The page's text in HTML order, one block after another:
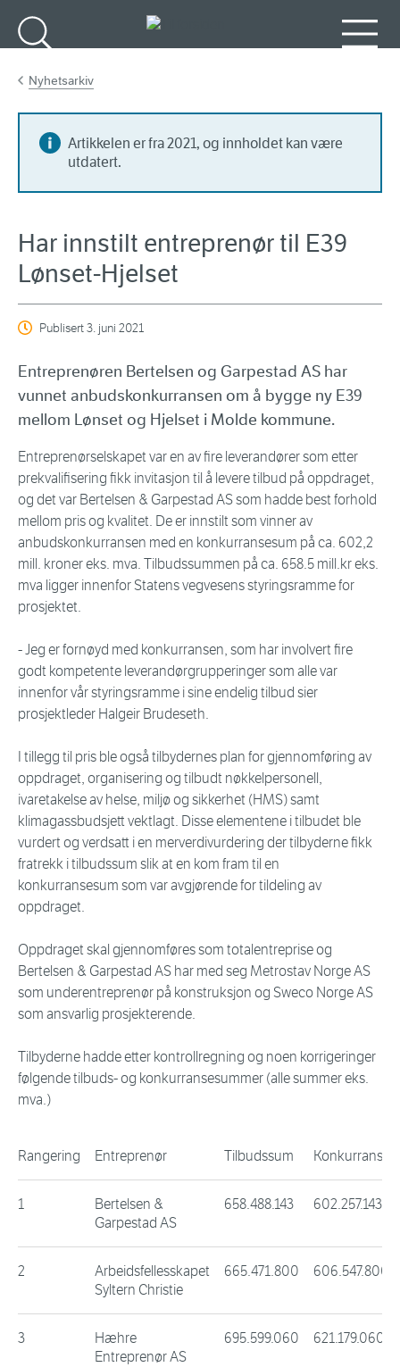
Nyhetsarkiv
Artikkelen er fra 2021, og innholdet kan være
utdatert.
Har innstilt entreprenør til E39
Lønset-Hjelset
Publisert3. juni 2021
Entreprenøren Bertelsen og Garpestad AS har
vunnet anbudskonkurransen om å bygge ny E39
mellom Lønset og Hjelset i Molde kommune.
Entreprenørselskapet var en av fire leverandører som etter
prekvalifisering fikk invitasjon til å levere tilbud på oppdraget,
og det var Bertelsen & Garpestad AS som hadde best forhold
mellom pris og kvalitet. De er innstilt som vinner av
anbudskonkurransen med en konkurransesum på ca. 602,2
mill. kroner eks. mva. Tilbudssummen på ca. 658.5 mill.kr eks.
mva ligger innenfor Statens vegvesens styringsramme for
prosjektet.
- Jeg er fornøyd med konkurransen, som har involvert fire
godt kompetente leverandørgrupperinger som alle var
innenfor vår styringsramme i sine endelig tilbud sier
prosjektleder Halgeir Brudeseth.
I tillegg til pris ble også tilbydernes plan for gjennomføring av
oppdraget, organisering og tilbudt nøkkelpersonell,
ivaretakelse av helse, miljø og sikkerhet (HMS) samt
klimagassbudsjett vektlagt. Disse elementene i tilbudet ble
vurdert og verdsatt i en merverdivurdering der tilbyderne fikk
fratrekk i tilbudssum slik at en kom fram til en
konkurransesum som var avgjørende for tildeling av
oppdraget.
Oppdraget skal gjennomføres som totalentreprise og
Bertelsen & Garpestad AS har med seg Metrostav Norge AS
som underentreprenør på konstruksjon og Sweco Norge AS
som ansvarlig prosjekterende.
Tilbyderne hadde etter kontrollregning og noen korrigeringer
følgende tilbuds- og konkurransesummer (alle summer eks.
mva.)
Rangering Entreprenør Tilbudssum
1
Bertelsen &
Garpestad AS
658.488.143 602.257.143
2
Arbeidsfellesskapet
Syltern Christie
665.471.800 606.547.800
3
Hæhre
Entreprenør AS
695.599.060 621.179.060